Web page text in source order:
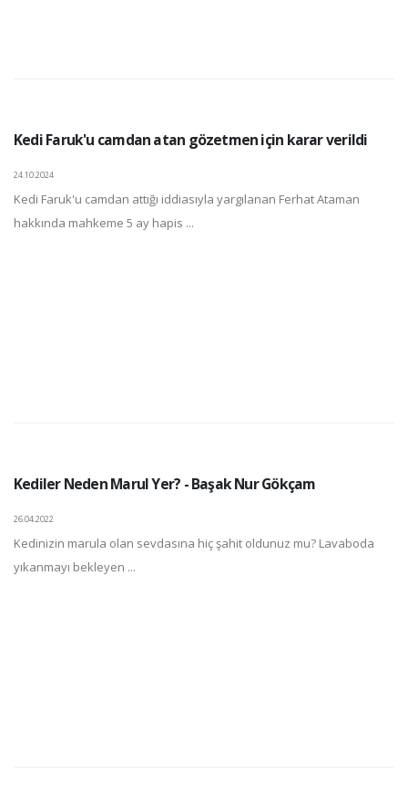
Kedi Faruk'u camdan atan gözetmen için karar verildi
24.10.2024
Kedi Faruk'u camdan attığı iddiasıyla yargılanan Ferhat Ataman
hakkında mahkeme 5 ay hapis ...
Kediler Neden Marul Yer? - Başak Nur Gökçam
26.04.2022
Kedinizin marula olan sevdasına hiç şahit oldunuz mu? Lavaboda
yıkanmayı bekleyen ...